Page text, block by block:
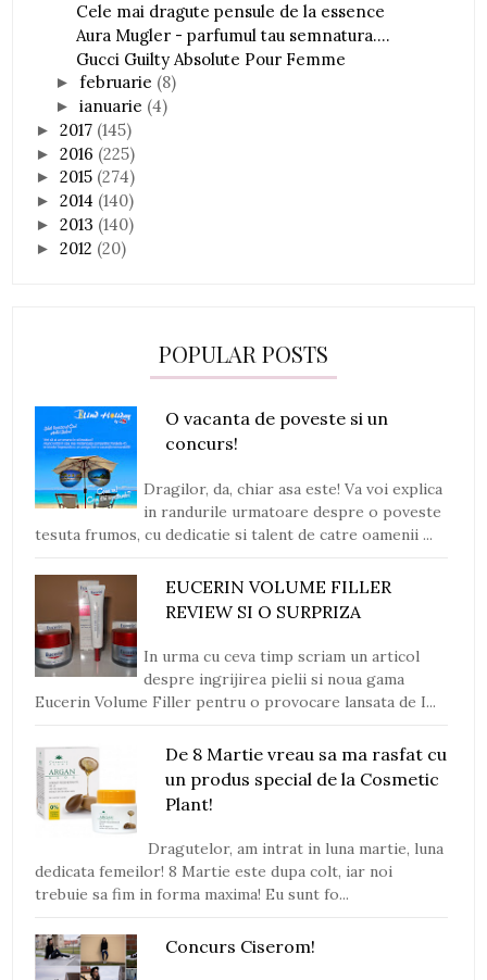
Cele mai dragute pensule de la essence
Aura Mugler - parfumul tau semnatura....
Gucci Guilty Absolute Pour Femme
►februarie (8)
►ianuarie (4)
►2017 (145)
►2016 (225)
►2015 (274)
►2014 (140)
►2013 (140)
►2012 (20)
POPULAR POSTS
O vacanta de poveste si un
concurs!
Dragilor, da, chiar asa este! Va voi explica
in randurile urmatoare despre o poveste
tesuta frumos, cu dedicatie si talent de catre oamenii ...
EUCERIN VOLUME FILLER
REVIEW SI O SURPRIZA
In urma cu ceva timp scriam un articol
despre ingrijirea pielii si noua gama
Eucerin Volume Filler pentru o provocare lansata de I...
De 8 Martie vreau sa ma rasfat cu
un produs special de la Cosmetic
Plant!
Dragutelor, am intrat in luna martie, luna
dedicata femeilor! 8 Martie este dupa colt, iar noi
trebuie sa fim in forma maxima! Eu sunt fo...
Concurs Ciserom!